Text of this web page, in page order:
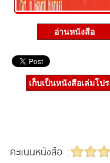
อ่านหนังสือ
เก็บเป็นหนังสือเล่มโป
คะแนนหนังสือ :